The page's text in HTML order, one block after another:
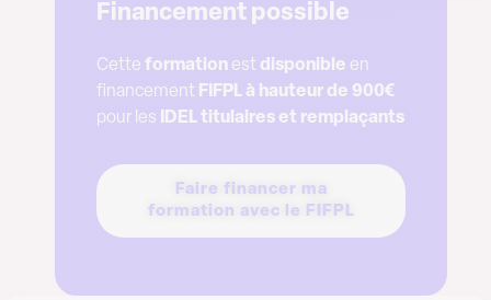
Financement possible
Cette formation est disponible en
financement FIFPL à hauteur de 900€
pour les IDEL titulaires et remplaçants
Faire financer ma
formation avec le FIFPL